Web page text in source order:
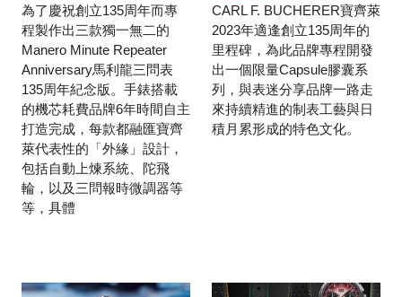
為了慶祝創立135周年而專
程製作出三款獨一無二的
Manero Minute Repeater
Anniversary馬利龍三問表
135周年紀念版。手錶搭載
的機芯耗費品牌6年時間自主
打造完成，每款都融匯寶齊
萊代表性的「外緣」設計，
包括自動上煉系統、陀飛
輪，以及三問報時微調器等
等，具體
CARL F. BUCHERER寶齊萊
2023年適逢創立135周年的
里程碑，為此品牌專程開發
出一個限量Capsule膠囊系
列，與表迷分享品牌一路走
來持續精進的制表工藝與日
積月累形成的特色文化。